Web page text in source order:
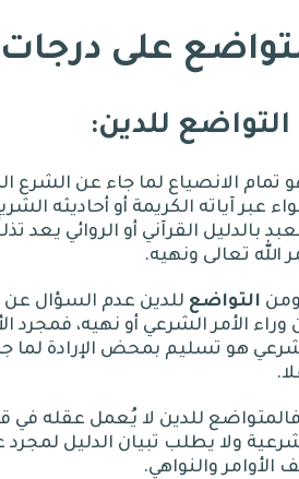
على درجات
:
تمام الانصياع لما جاء عن الشرع
عبر آياته الكريمة أو أحاديثه
بالدليل القرآني أو الروائي يعد
الله تعالى ونهيه.
التواضع للدين عدم السؤال عن
وراء الأمر الشرعي أو نهيه، فمجرد
هو تسليم بمحض الإرادة لما
.
للدين لا يُعمل عقله في
ولا يطلب تبيان الدليل
الأوامر والنواهي.